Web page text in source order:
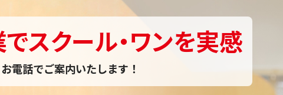
でスクール・ワンを実感
電話でご案内いたします！